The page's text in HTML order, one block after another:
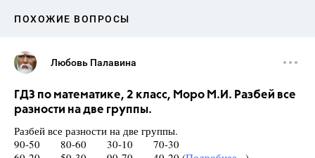
ПОХОЖИЕ ВОПРОСЫ
Любовь Палавина
ГДЗ по математике, 2 класс, Моро М.И. Разбей все
разности на две группы.
Разбей все разности на две группы.
90-50 80-60 30-10 70-30